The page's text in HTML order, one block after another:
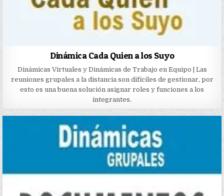
Dinámica Cada Quien a los Suyo
Dinámicas Virtuales y Dinámicas de Trabajo en Equipo | Las
reuniones grupales a la distancia son difíciles de gestionar, por
esto es una buena solución asignar roles y funciones a los
integrantes.